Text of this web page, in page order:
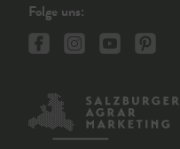
Folge uns: